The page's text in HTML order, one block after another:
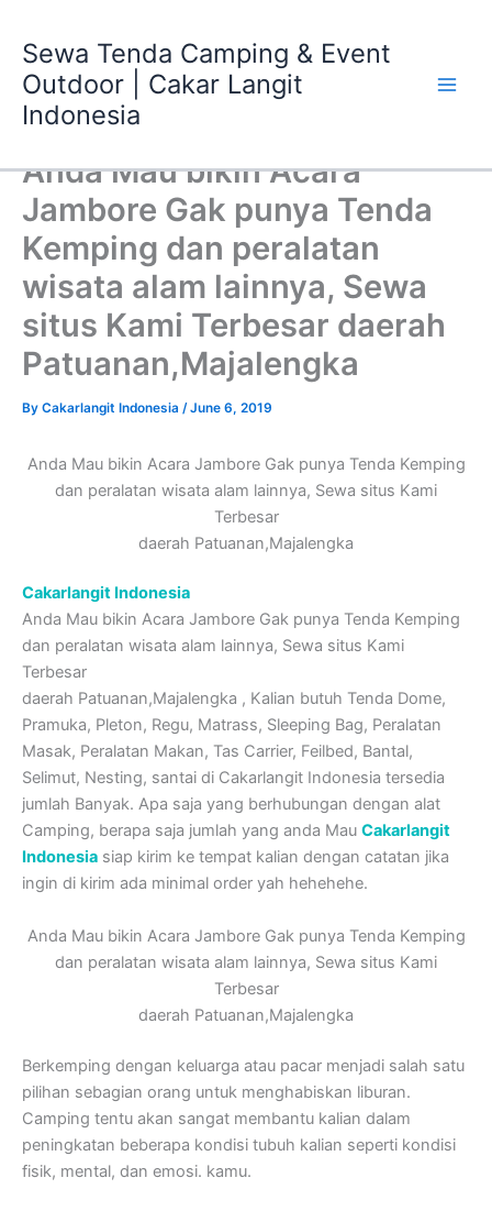
content
Sewa Tenda Camping & Event
Outdoor | Cakar Langit
Indonesia
Anda Mau bikin Acara
Jambore Gak punya Tenda
Kemping dan peralatan
wisata alam lainnya, Sewa
situs Kami Terbesar daerah
Patuanan,Majalengka
By Cakarlangit Indonesia /June 6, 2019
Anda Mau bikin Acara Jambore Gak punya Tenda Kemping
dan peralatan wisata alam lainnya, Sewa situs Kami
Terbesar
daerah Patuanan,Majalengka
Cakarlangit Indonesia
Anda Mau bikin Acara Jambore Gak punya Tenda Kemping
dan peralatan wisata alam lainnya, Sewa situs Kami
Terbesar
daerah Patuanan,Majalengka , Kalian butuh Tenda Dome,
Pramuka, Pleton, Regu, Matrass, Sleeping Bag, Peralatan
Masak, Peralatan Makan, Tas Carrier, Feilbed, Bantal,
Selimut, Nesting, santai di Cakarlangit Indonesia tersedia
jumlah Banyak. Apa saja yang berhubungan dengan alat
Camping, berapa saja jumlah yang anda Mau Cakarlangit
Indonesia siap kirim ke tempat kalian dengan catatan jika
ingin di kirim ada minimal order yah hehehehe.
Anda Mau bikin Acara Jambore Gak punya Tenda Kemping
dan peralatan wisata alam lainnya, Sewa situs Kami
Terbesar
daerah Patuanan,Majalengka
Berkemping dengan keluarga atau pacar menjadi salah satu
pilihan sebagian orang untuk menghabiskan liburan.
Camping tentu akan sangat membantu kalian dalam
peningkatan beberapa kondisi tubuh kalian seperti kondisi
fisik, mental, dan emosi. kamu.